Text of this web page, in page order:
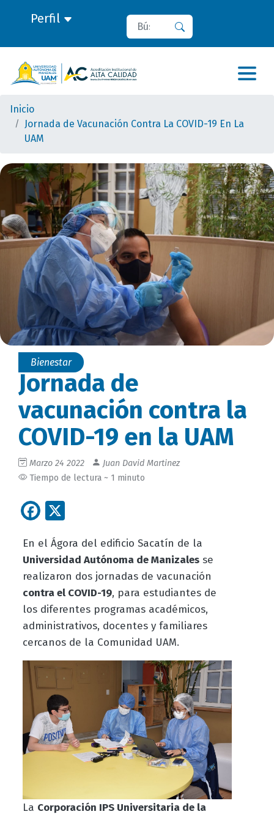
Perfil Buscar
Inicio
Jornada de Vacunación Contra La COVID-19 En La
UAM
Bienestar
Jornada de
vacunación contra la
COVID-19 en la UAM
Marzo 24 2022
Juan David Martinez
Tiempo de lectura ~ 1 minuto
Facebook
En el Ágora del edificio Sacatín de la
Universidad Autónoma de Manizalesse
realizaron dos jornadas de vacunación
contra el COVID-19, para estudiantes de
los diferentes programas académicos,
administrativos, docentes y familiares
cercanos de la Comunidad UAM.
La Corporación IPS Universitaria de la